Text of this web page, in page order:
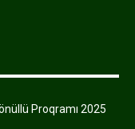
Proqramı 2025